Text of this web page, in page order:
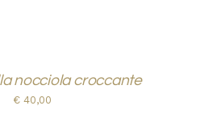
nocciola croccante
€ 40,00